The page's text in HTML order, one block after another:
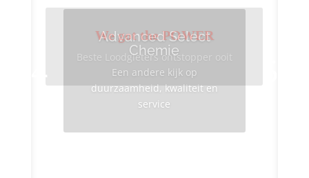
Advanced Select
Chemie
Een andere kijk op
duurzaamheid, kwaliteit en
service
We got the POWER
Beste Loodgieters ontstopper ooit